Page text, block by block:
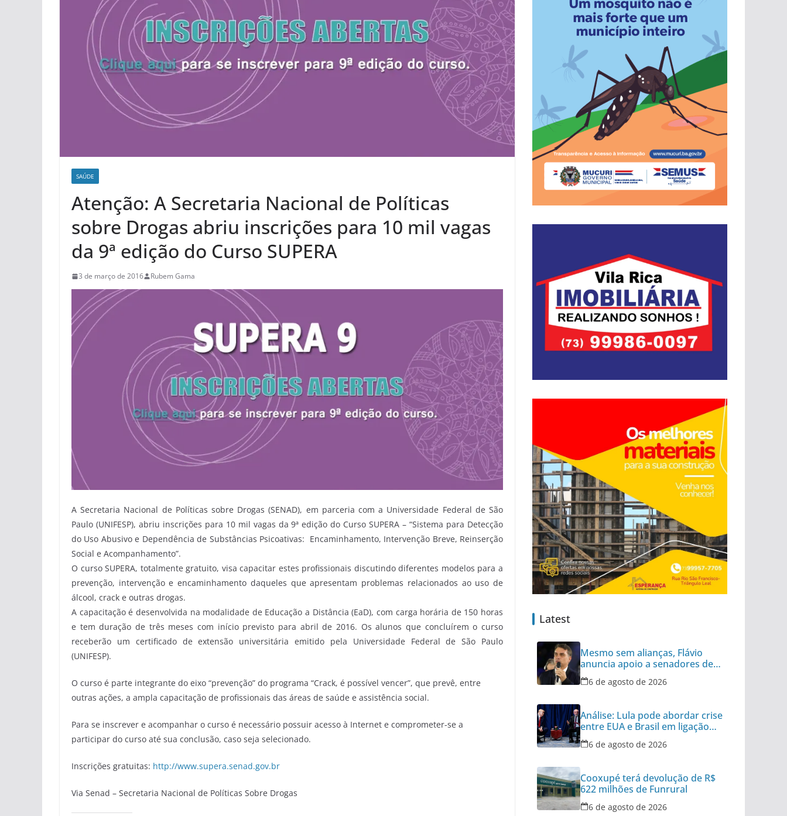
SAÚDE
Atenção: A Secretaria Nacional de Políticas
sobre Drogas abriu inscrições para 10 mil vagas
da 9ª edição do Curso SUPERA
3 de março de 2016 Rubem Gama
A Secretaria Nacional de Políticas sobre Drogas (SENAD), em parceria com a Universidade Federal de São
Paulo (UNIFESP), abriu inscrições para 10 mil vagas da 9ª edição do Curso SUPERA – “Sistema para Detecção
do Uso Abusivo e Dependência de Substâncias Psicoativas: Encaminhamento, Intervenção Breve, Reinserção
Social e Acompanhamento”.
O curso SUPERA, totalmente gratuito, visa capacitar estes profissionais discutindo diferentes modelos para a
prevenção, intervenção e encaminhamento daqueles que apresentam problemas relacionados ao uso de
álcool, crack e outras drogas.
A capacitação é desenvolvida na modalidade de Educação a Distância (EaD), com carga horária de 150 horas
e tem duração de três meses com início previsto para abril de 2016. Os alunos que concluírem o curso
receberão um certificado de extensão universitária emitido pela Universidade Federal de São Paulo
(UNIFESP).
O curso é parte integrante do eixo “prevenção” do programa “Crack, é possível vencer”, que prevê, entre
outras ações, a ampla capacitação de profissionais das áreas de saúde e assistência social.
Para se inscrever e acompanhar o curso é necessário possuir acesso à Internet e comprometer-se a
participar do curso até sua conclusão, caso seja selecionado.
Inscrições gratuitas: http://www.supera.senad.gov.br
Via Senad – Secretaria Nacional de Políticas Sobre Drogas
Latest
Mesmo sem alianças, Flávio
anuncia apoio a senadores de
outros 8 partidos
6 de agosto de 2026
Análise: Lula pode abordar crise
entre EUA e Brasil em ligação
para Trump
6 de agosto de 2026
Cooxupé terá devolução de R$
622 milhões de Funrural
6 de agosto de 2026